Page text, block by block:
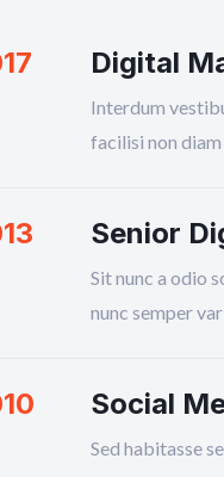
Digital
Interdum
facilisi non diam
Senior
Sit nunc a odio
nunc semper
Social
Sed habitasse